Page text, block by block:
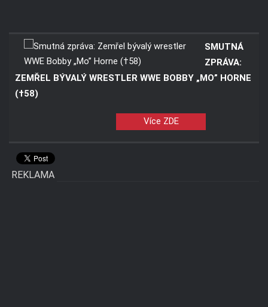
SMUTNÁ
ZPRÁVA:
ZEMŘEL BÝVALÝ WRESTLER WWE BOBBY „MO” HORNE
(†58)
Více ZDE
REKLAMA